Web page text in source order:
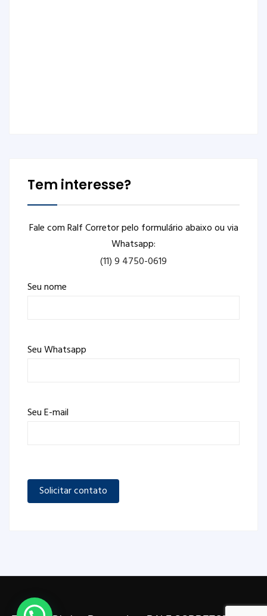
Tem interesse?
Fale com Ralf Corretor pelo formulário abaixo ou via
Whatsapp:
(11) 9 4750-0619
Seu nome
Seu Whatsapp
Seu E-mail